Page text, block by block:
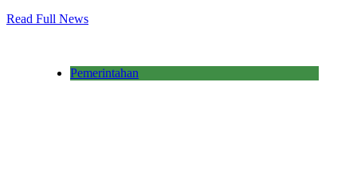
Read Full News
Pemerintahan